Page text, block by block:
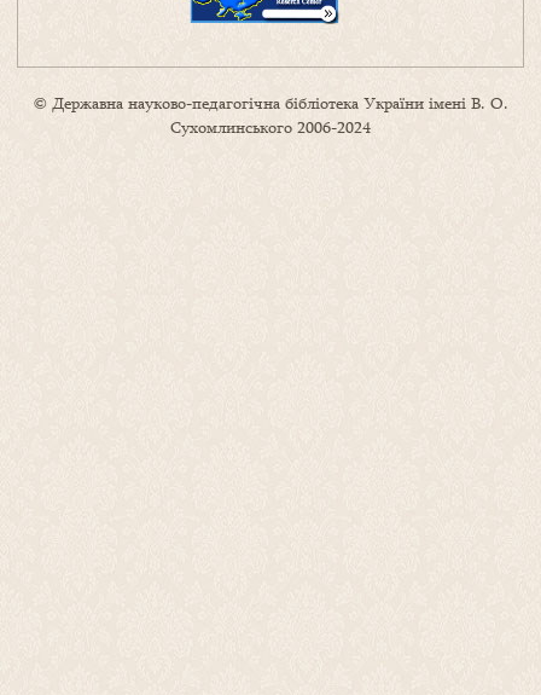
© Державна науково-педагогічна бібліотека України імені В. О.
Сухомлинського 2006-2024